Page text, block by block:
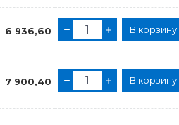
6 936,60 В корзину
7 900,40 В корзину